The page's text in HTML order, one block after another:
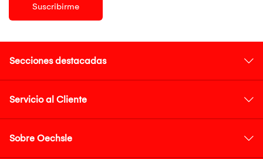
Suscribirme
Secciones destacadas
Servicio al Cliente
Sobre Oechsle